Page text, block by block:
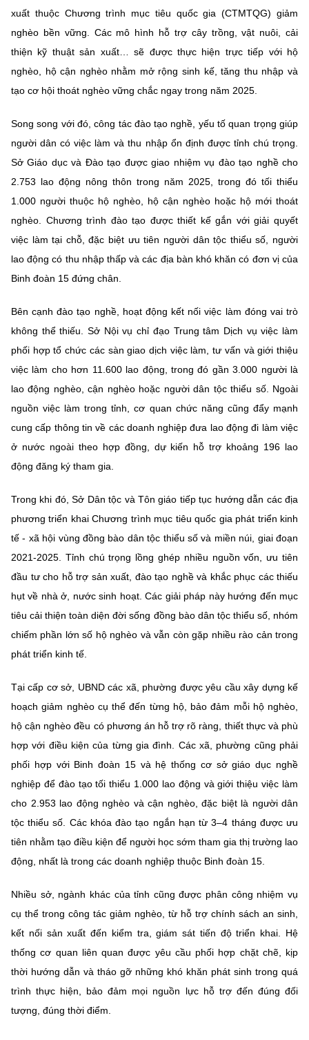
xuất thuộc Chương trình mục tiêu quốc gia (CTMTQG) giảm
nghèo bền vững. Các mô hình hỗ trợ cây trồng, vật nuôi, cải
thiện kỹ thuật sản xuất… sẽ được thực hiện trực tiếp với hộ
nghèo, hộ cận nghèo nhằm mở rộng sinh kế, tăng thu nhập và
tạo cơ hội thoát nghèo vững chắc ngay trong năm 2025.
Song song với đó, công tác đào tạo nghề, yếu tố quan trọng giúp
người dân có việc làm và thu nhập ổn định được tỉnh chú trọng.
Sở Giáo dục và Đào tạo được giao nhiệm vụ đào tạo nghề cho
2.753 lao động nông thôn trong năm 2025, trong đó tối thiểu
1.000 người thuộc hộ nghèo, hộ cận nghèo hoặc hộ mới thoát
nghèo. Chương trình đào tạo được thiết kế gắn với giải quyết
việc làm tại chỗ, đặc biệt ưu tiên người dân tộc thiểu số, người
lao động có thu nhập thấp và các địa bàn khó khăn có đơn vị của
Binh đoàn 15 đứng chân.
Bên cạnh đào tạo nghề, hoạt động kết nối việc làm đóng vai trò
không thể thiếu. Sở Nội vụ chỉ đạo Trung tâm Dịch vụ việc làm
phối hợp tổ chức các sàn giao dịch việc làm, tư vấn và giới thiệu
việc làm cho hơn 11.600 lao động, trong đó gần 3.000 người là
lao động nghèo, cận nghèo hoặc người dân tộc thiểu số. Ngoài
nguồn việc làm trong tỉnh, cơ quan chức năng cũng đẩy mạnh
cung cấp thông tin về các doanh nghiệp đưa lao động đi làm việc
ở nước ngoài theo hợp đồng, dự kiến hỗ trợ khoảng 196 lao
động đăng ký tham gia.
Trong khi đó, Sở Dân tộc và Tôn giáo tiếp tục hướng dẫn các địa
phương triển khai Chương trình mục tiêu quốc gia phát triển kinh
tế - xã hội vùng đồng bào dân tộc thiểu số và miền núi, giai đoạn
2021-2025. Tỉnh chú trọng lồng ghép nhiều nguồn vốn, ưu tiên
đầu tư cho hỗ trợ sản xuất, đào tạo nghề và khắc phục các thiếu
hụt về nhà ở, nước sinh hoạt. Các giải pháp này hướng đến mục
tiêu cải thiện toàn diện đời sống đồng bào dân tộc thiểu số, nhóm
chiếm phần lớn số hộ nghèo và vẫn còn gặp nhiều rào cản trong
phát triển kinh tế.
Tại cấp cơ sở, UBND các xã, phường được yêu cầu xây dựng kế
hoạch giảm nghèo cụ thể đến từng hộ, bảo đảm mỗi hộ nghèo,
hộ cận nghèo đều có phương án hỗ trợ rõ ràng, thiết thực và phù
hợp với điều kiện của từng gia đình. Các xã, phường cũng phải
phối hợp với Binh đoàn 15 và hệ thống cơ sở giáo dục nghề
nghiệp để đào tạo tối thiểu 1.000 lao động và giới thiệu việc làm
cho 2.953 lao động nghèo và cận nghèo, đặc biệt là người dân
tộc thiểu số. Các khóa đào tạo ngắn hạn từ 3–4 tháng được ưu
tiên nhằm tạo điều kiện để người học sớm tham gia thị trường lao
động, nhất là trong các doanh nghiệp thuộc Binh đoàn 15.
Nhiều sở, ngành khác của tỉnh cũng được phân công nhiệm vụ
cụ thể trong công tác giảm nghèo, từ hỗ trợ chính sách an sinh,
kết nối sản xuất đến kiểm tra, giám sát tiến độ triển khai. Hệ
thống cơ quan liên quan được yêu cầu phối hợp chặt chẽ, kịp
thời hướng dẫn và tháo gỡ những khó khăn phát sinh trong quá
trình thực hiện, bảo đảm mọi nguồn lực hỗ trợ đến đúng đối
tượng, đúng thời điểm.